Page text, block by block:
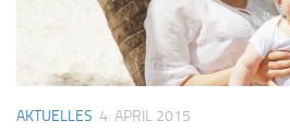
AKTUELLES 4. APRIL 2015